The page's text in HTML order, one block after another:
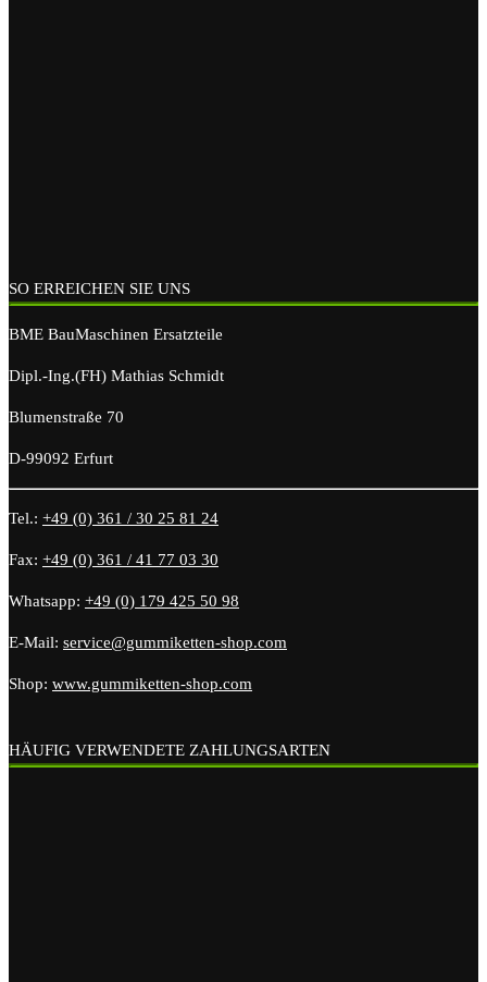
SO ERREICHEN SIE UNS
BME BauMaschinen Ersatzteile
Dipl.-Ing.(FH) Mathias Schmidt
Blumenstraße 70
D-99092 Erfurt
Tel.: +49 (0) 361 / 30 25 81 24
Fax: +49 (0) 361 / 41 77 03 30
Whatsapp: +49 (0) 179 425 50 98
E-Mail: service@gummiketten-shop.com
Shop: www.gummiketten-shop.com
HÄUFIG VERWENDETE ZAHLUNGSARTEN